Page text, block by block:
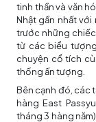
tinh thần và văn
Nhật gần nhất với
trước những
từ các biểu
chuyện cổ tích
thống ấn tượng.
Bên cạnh đó, các
hàng East
tháng 3 hàng